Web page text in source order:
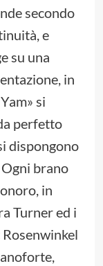
secondo
e
su una
in
si
perfetto
dispongono
brano
in
Turner ed i